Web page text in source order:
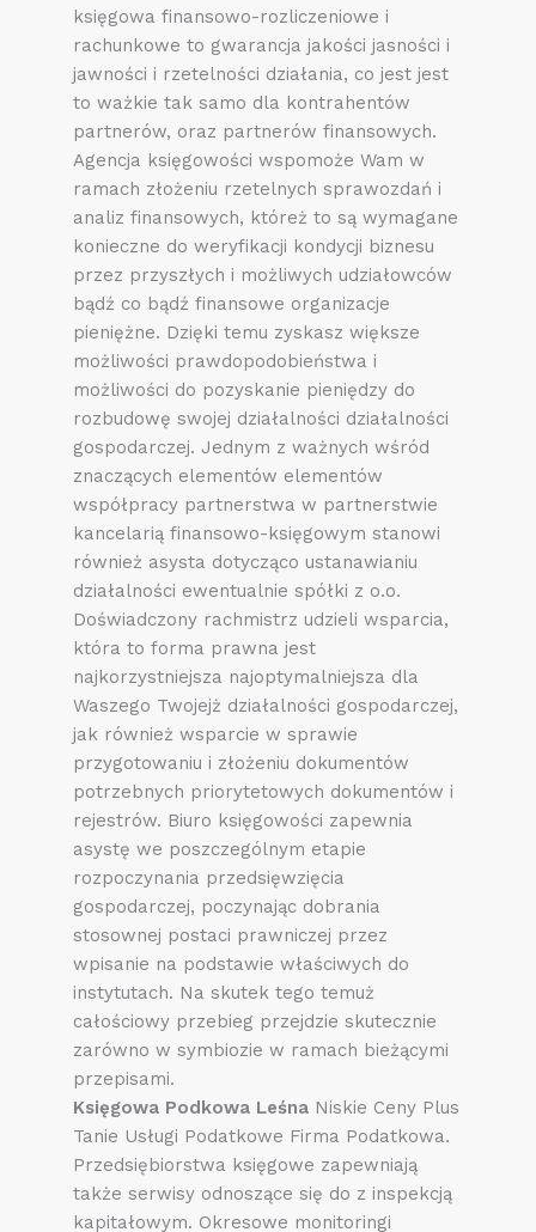
księgowa finansowo-rozliczeniowe i
rachunkowe to gwarancja jakości jasności i
jawności i rzetelności działania, co jest jest
to ważkie tak samo dla kontrahentów
partnerów, oraz partnerów finansowych.
Agencja księgowości wspomoże Wam w
ramach złożeniu rzetelnych sprawozdań i
analiz finansowych, któreż to są wymagane
konieczne do weryfikacji kondycji biznesu
przez przyszłych i możliwych udziałowców
bądź co bądź finansowe organizacje
pieniężne. Dzięki temu zyskasz większe
możliwości prawdopodobieństwa i
możliwości do pozyskanie pieniędzy do
rozbudowę swojej działalności działalności
gospodarczej. Jednym z ważnych wśród
znaczących elementów elementów
współpracy partnerstwa w partnerstwie
kancelarią finansowo-księgowym stanowi
również asysta dotycząco ustanawianiu
działalności ewentualnie spółki z o.o.
Doświadczony rachmistrz udzieli wsparcia,
która to forma prawna jest
najkorzystniejsza najoptymalniejsza dla
Waszego Twojejż działalności gospodarczej,
jak również wsparcie w sprawie
przygotowaniu i złożeniu dokumentów
potrzebnych priorytetowych dokumentów i
rejestrów. Biuro księgowości zapewnia
asystę we poszczególnym etapie
rozpoczynania przedsięwzięcia
gospodarczej, poczynając dobrania
stosownej postaci prawniczej przez
wpisanie na podstawie właściwych do
instytutach. Na skutek tego temuż
całościowy przebieg przejdzie skutecznie
zarówno w symbiozie w ramach bieżącymi
przepisami.
Księgowa Podkowa Leśna Niskie Ceny Plus
Tanie Usługi Podatkowe Firma Podatkowa.
Przedsiębiorstwa księgowe zapewniają
także serwisy odnoszące się do z inspekcją
kapitałowym. Okresowe monitoringi